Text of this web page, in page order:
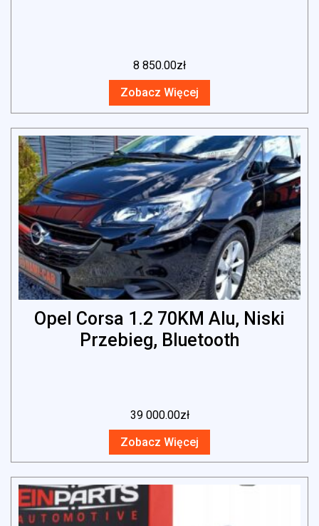
8 850.00zł
Zobacz Więcej
Opel Corsa 1.2 70KM Alu, Niski
Przebieg, Bluetooth
39 000.00zł
Zobacz Więcej